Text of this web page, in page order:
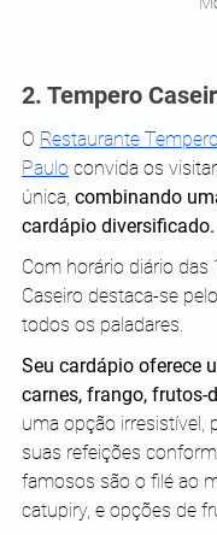
2. Tempero
O Restaurante
Paulo convida os
única, combinando
cardápio diversificado.
Com horário diário
Caseiro destaca-se
todos os paladares.
Seu cardápio oferece
carnes, frango, frutos-
uma opção irresistível,
suas refeições
famosos são o filé ao
catupiry, e opções de